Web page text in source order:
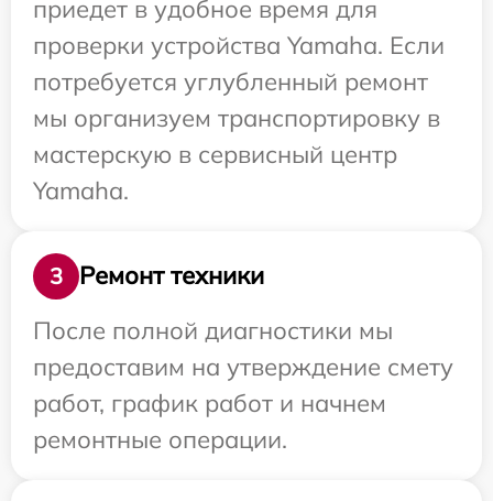
приедет в удобное время для
проверки устройства Yamaha. Если
потребуется углубленный ремонт
мы организуем транспортировку в
мастерскую в сервисный центр
Yamaha.
3
Ремонт техники
После полной диагностики мы
предоставим на утверждение смету
работ, график работ и начнем
ремонтные операции.